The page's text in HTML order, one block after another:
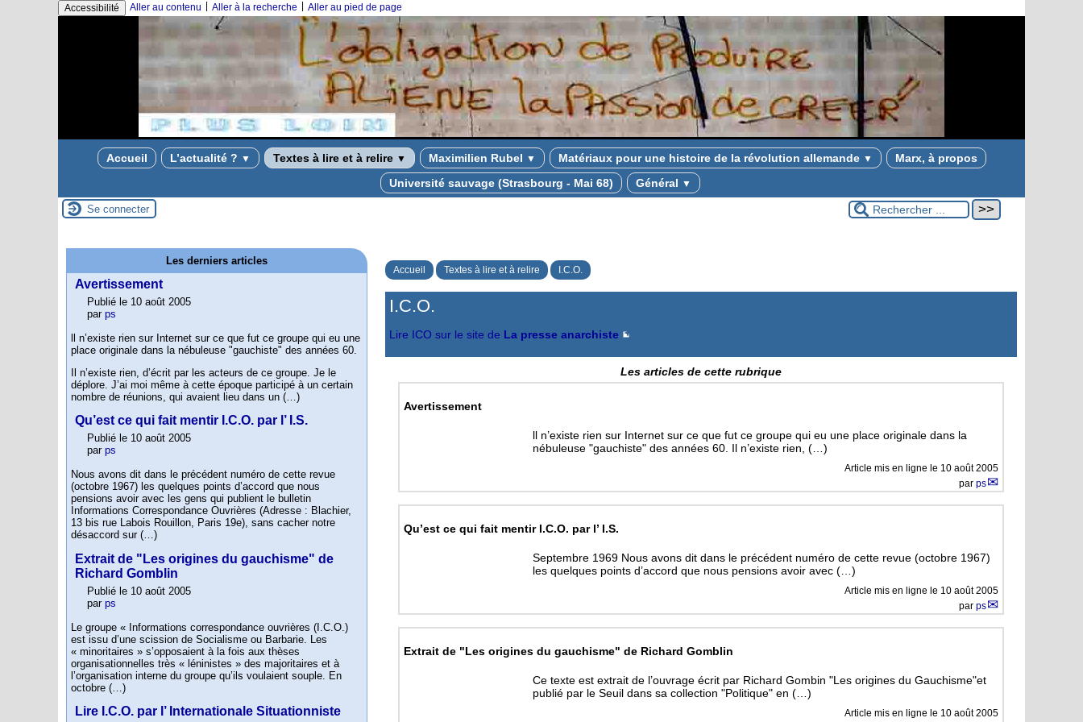
Accessibilité Aller au contenu Aller à la recherche Aller au pied de page
Accueil L’actualité ? ▼ Textes à lire et à relire ▼ Maximilien Rubel ▼ Matériaux pour une histoire de la révolution allemande ▼
Marx, à propos
Université sauvage (Strasbourg - Mai 68)
Général ▼
Se connecter
Accueil Textes à lire et à relire I.C.O.
I.C.O.
Lire ICO sur le site de La presse anarchiste
Les articles de cette rubrique
Avertissement
ll n’existe rien sur Internet sur ce que fut ce groupe qui eu une place originale dans la
nébuleuse "gauchiste" des années 60. Il n’existe rien, (…)
Article mis en ligne le 10 août 2005
parps
Qu’est ce qui fait mentir I.C.O. par l’ I.S.
Septembre 1969 Nous avons dit dans le précédent numéro de cette revue (octobre 1967)
les quelques points d’accord que nous pensions avoir avec (…)
Article mis en ligne le 10 août 2005
parps
Extrait de "Les origines du gauchisme" de Richard Gomblin
Ce texte est extrait de l’ouvrage écrit par Richard Gombin "Les origines du Gauchisme"et
publié par le Seuil dans sa collection "Politique" en (…)
Article mis en ligne le 10 août 2005
Les derniers articles
Avertissement
Publié le 10 août 2005
par ps
ll n’existe rien sur Internet sur ce que fut ce groupe qui eu une
place originale dans la nébuleuse "gauchiste" des années 60.
Il n’existe rien, d’écrit par les acteurs de ce groupe. Je le
déplore. J’ai moi même à cette époque participé à un certain
nombre de réunions, qui avaient lieu dans un (…)
Qu’est ce qui fait mentir I.C.O. par l’ I.S.
Publié le 10 août 2005
par ps
Nous avons dit dans le précédent numéro de cette revue
(octobre 1967) les quelques points d’accord que nous
pensions avoir avec les gens qui publient le bulletin
Informations Correspondance Ouvrières (Adresse : Blachier,
13 bis rue Labois Rouillon, Paris 19e), sans cacher notre
désaccord sur (…)
Extrait de "Les origines du gauchisme" de
Richard Gomblin
Publié le 10 août 2005
par ps
Le groupe « Informations correspondance ouvrières (I.C.O.)
est issu d’une scission de Socialisme ou Barbarie. Les
« minoritaires » s’opposaient à la fois aux thèses
organisationnelles très « léninistes » des majoritaires et à
l’organisation interne du groupe qu’ils voulaient souple. En
octobre (…)
Lire I.C.O. par l’ Internationale Situationniste